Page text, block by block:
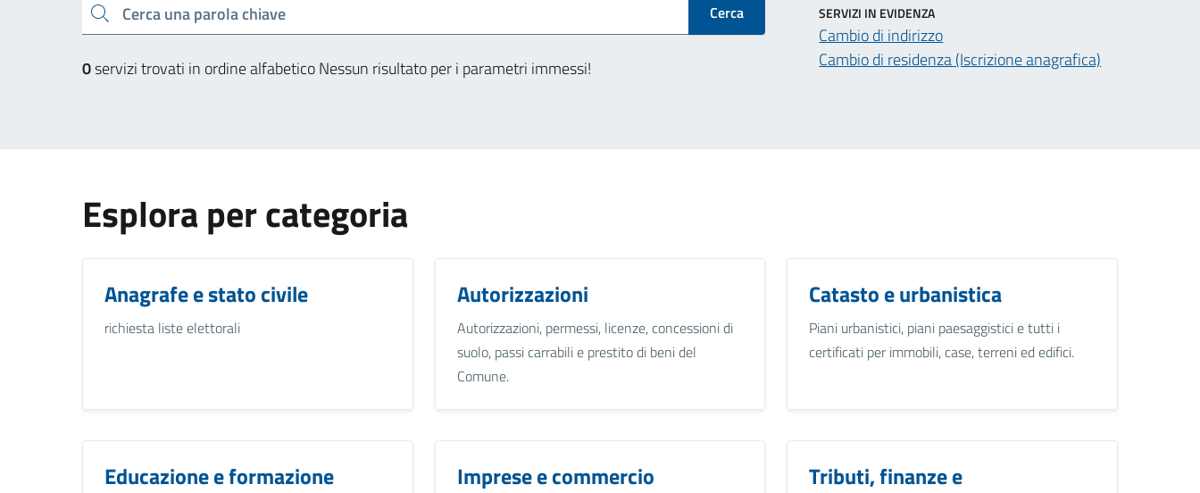
Cerca una parola chiave Cerca
0servizi trovati in ordine alfabeticoNessun risultato per i parametri immessi!
SERVIZI IN EVIDENZA
Cambio di indirizzo
Cambio di residenza (Iscrizione anagrafica)
Esplora per categoria
Anagrafe e stato civile
richiesta liste elettorali
Autorizzazioni
Autorizzazioni, permessi, licenze, concessioni di
suolo, passi carrabili e prestito di beni del
Comune.
Catasto e urbanistica
Piani urbanistici, piani paesaggistici e tutti i
certificati per immobili, case, terreni ed edifici.
Educazione e formazione Imprese e commercio
Tributi, finanze e